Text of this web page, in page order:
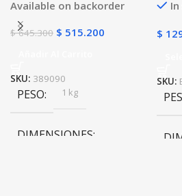
Available on backorder
$645.300 $ 515.200
SKU: 389090
PESO 1 kg
DIMENSIONES
$
SKU: